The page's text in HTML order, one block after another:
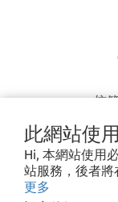
此網站使
Hi, 本網站使用
站服務，後者將
更多
信
地址｜
I CA